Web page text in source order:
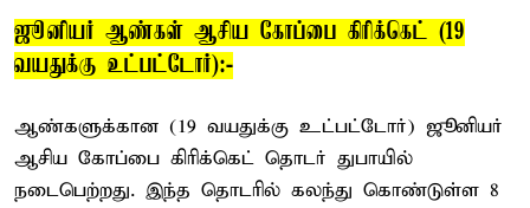
ஜூனியர் ஆண்கள் ஆசிய கோப்பை கிரிக்கெட் (19
வயதுக்கு உட்பட்டோர்):-
ஆண்களுக்கான (19 வயதுக்கு உட்பட்டோர்) ஜூனியர்
ஆசிய கோப்பை கிரிக்கெட் தொடர் துபாயில்
நடைபெற்றது. இந்த தொடரில் கலந்து கொண்டுள்ள 8